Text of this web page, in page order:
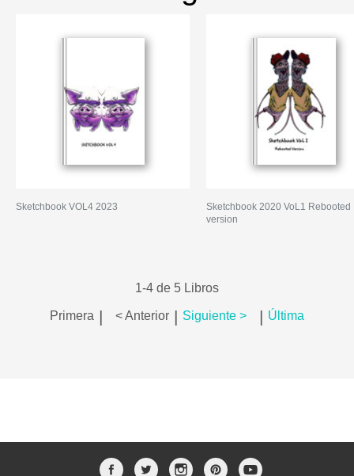
Sketchbook VOL4 2023
Sketchbook 2020 VoL1 Rebooted
version
1-4 de 5 Libros
Primera | < Anterior | Siguiente > | Última